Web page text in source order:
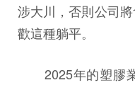
涉大川，否則公司
歡這種躺平。
2025年的塑膠業